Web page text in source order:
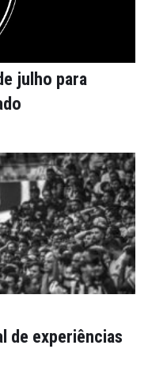
julho para
de experiências